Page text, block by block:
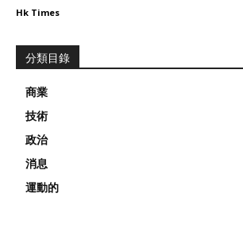
Hk Times
分類目錄
商業
技術
政治
消息
運動的